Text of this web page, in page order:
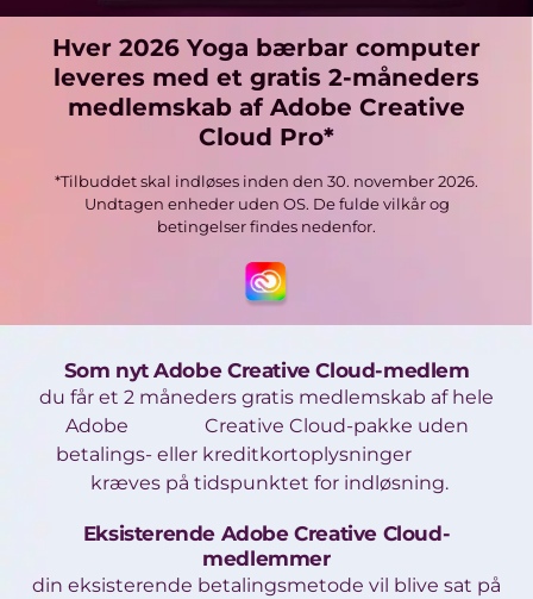
Hver 2026 Yoga bærbar computer
leveres med et gratis 2-måneders
medlemskab af Adobe Creative
Cloud Pro*
*Tilbuddet skal indløses inden den 30. november 2026.
Undtagen enheder uden OS. De fulde vilkår og
betingelser findes nedenfor.
Som nyt Adobe Creative Cloud-medlem
du får et 2 måneders gratis medlemskab af hele
Adobe Creative Cloud-pakke uden
betalings- eller kreditkortoplysninger
kræves på tidspunktet for indløsning.
Eksisterende Adobe Creative Cloud-
medlemmer
din eksisterende betalingsmetode vil blive sat på